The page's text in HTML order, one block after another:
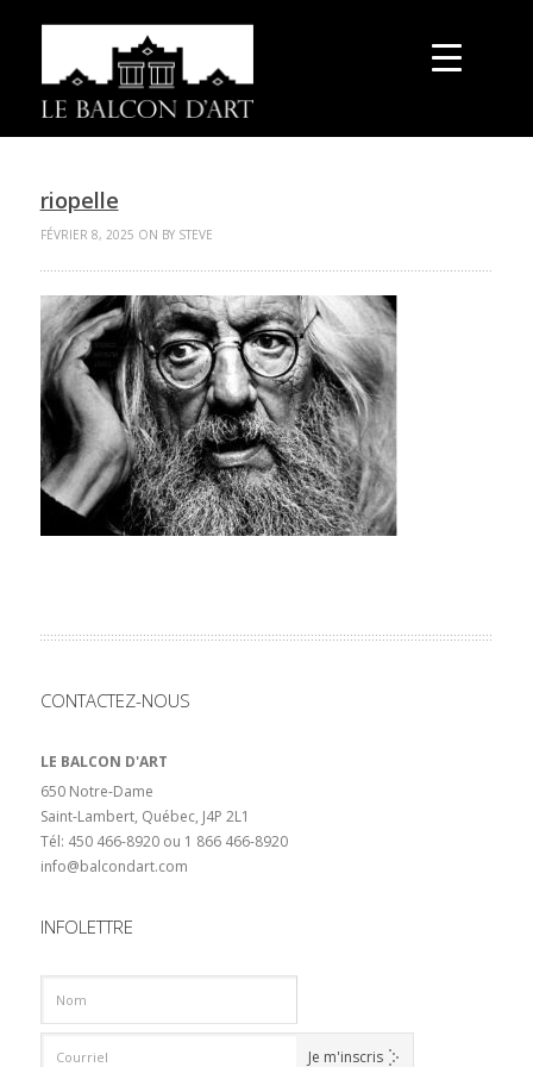
riopelle
FÉVRIER 8, 2025 ON BY STEVE
CONTACTEZ-NOUS
LE BALCON D'ART
650 Notre-Dame
Saint-Lambert, Québec, J4P 2L1
Tél: 450 466-8920 ou 1 866 466-8920
info@balcondart.com
INFOLETTRE